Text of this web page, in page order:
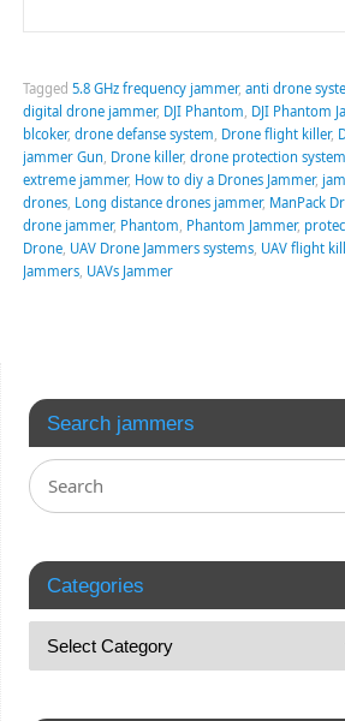
Tagged 5.8 GHz frequency jammer, anti drone
digital drone jammer, DJI Phantom DJI Phantom
blcoker, drone defanse system Drone flight killer,
jammer Gun Drone killer, drone protection system
extreme jammer, How to diy a Drones Jammer,
drones, Long distance drones jammer, ManPack
drone jammer, Phantom Phantom Jammer,
Drone, UAV Drone Jammers systems, UAV flight
Jammers, UAVs Jammer
Search jammers
Categories